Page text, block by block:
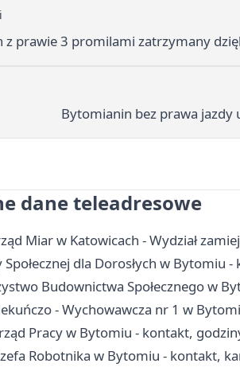
z prawie 3 promilami zatrzymany
Bytomianin bez prawa jazdy
dane teleadresowe
Miar w Katowicach - Wydział
dla Dorosłych w Bytomiu
Budownictwa Społecznego w
- Wychowawcza nr 1 w
Pracy w Bytomiu - kontakt,
Robotnika w Bytomiu - kontakt,